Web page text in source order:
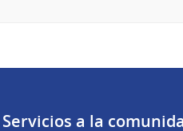
Servicios a la